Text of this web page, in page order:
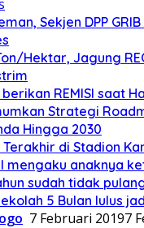
Sekjen DPP
Hektar, Jagung
REMISI saat
Strategi
Hingga 2030
di Stadion
mengaku anaknya
sudah tidak
5 Bulan lulus
7 Februari 20197